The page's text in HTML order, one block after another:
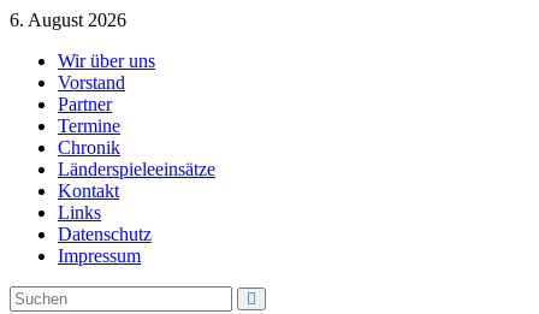
Skip
content
6. August 2026
Wir über uns
Vorstand
Partner
Termine
Chronik
Länderspieleeinsätze
Kontakt
Links
Datenschutz
Impressum